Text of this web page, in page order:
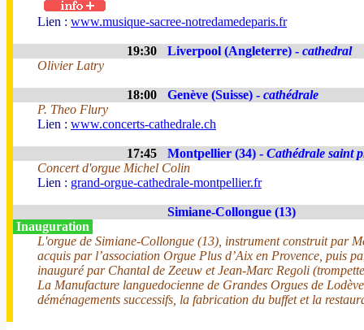
Lien : www.musique-sacree-notredamedeparis.fr
19:30 Liverpool (Angleterre) - cathedral
Olivier Latry
18:00 Genève (Suisse) - cathédrale
P. Theo Flury
Lien : www.concerts-cathedrale.ch
17:45 Montpellier (34) - Cathédrale saint
Concert d'orgue Michel Colin
Lien : grand-orgue-cathedrale-montpellier.fr
Simiane-Collongue (13)
Inauguration
L'orgue de Simiane-Collongue (13), instrument construit par
acquis par l’association Orgue Plus d’Aix en Provence, puis
inauguré par Chantal de Zeeuw et Jean-Marc Regoli
La Manufacture languedocienne de Grandes Orgues de
déménagements successifs, la fabrication du buffet et la